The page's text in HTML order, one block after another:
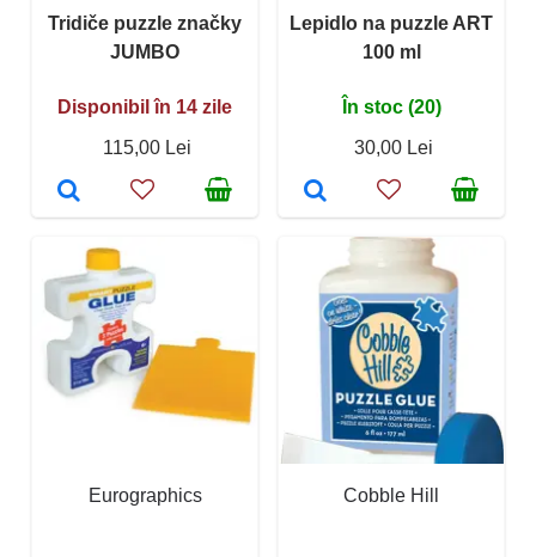
Tridiče puzzle značky
JUMBO
Disponibil în 14 zile
115,00 Lei
Lepidlo na puzzle ART
100 ml
În stoc (20)
30,00 Lei
Eurographics Cobble Hill